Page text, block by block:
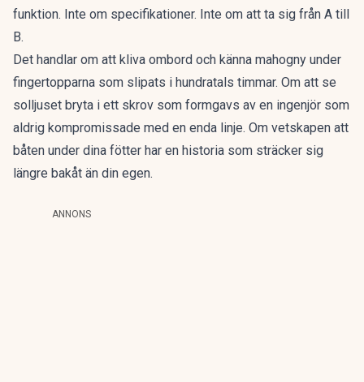
funktion. Inte om specifikationer. Inte om att ta sig från A till
B.
Det handlar om att kliva ombord och känna mahogny under
fingertopparna som slipats i hundratals timmar. Om att se
solljuset bryta i ett skrov som formgavs av en ingenjör som
aldrig kompromissade med en enda linje. Om vetskapen att
båten under dina fötter har en historia som sträcker sig
längre bakåt än din egen.
ANNONS